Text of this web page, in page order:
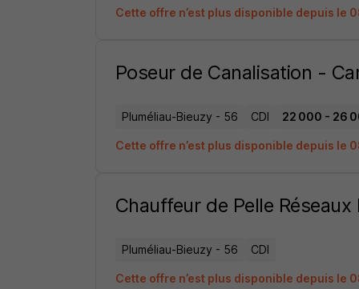
Cette offre n’est plus disponible depuis le
Poseur de Canalisation -
Pluméliau-Bieuzy - 56 CDI 22 000 - 26
Cette offre n’est plus disponible depuis le
Chauffeur de Pelle Réseaux
Pluméliau-Bieuzy - 56 CDI
Cette offre n’est plus disponible depuis le